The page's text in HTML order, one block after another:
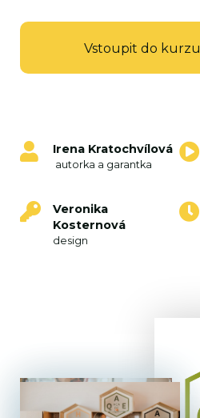
Vstoupit do kurzu
Irena Kratochvílová
autorka a garantka
Veronika
Kosternová
design